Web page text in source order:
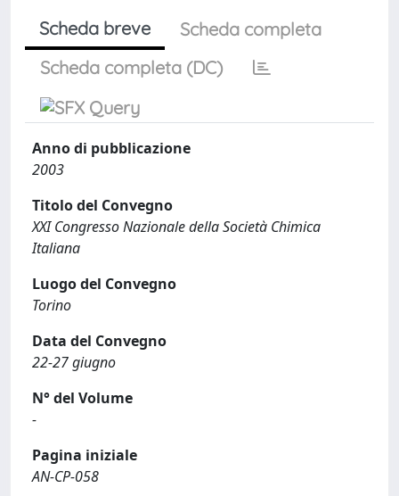
Scheda breve
Scheda completa
Scheda completa (DC)
Anno di pubblicazione
2003
Titolo del Convegno
XXI Congresso Nazionale della Società Chimica
Italiana
Luogo del Convegno
Torino
Data del Convegno
22-27 giugno
N° del Volume
-
Pagina iniziale
AN-CP-058